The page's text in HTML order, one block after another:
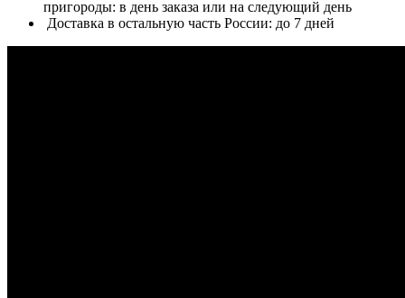
пригороды: в день заказа или на следующий день
Доставка в остальную часть России: до 7 дней